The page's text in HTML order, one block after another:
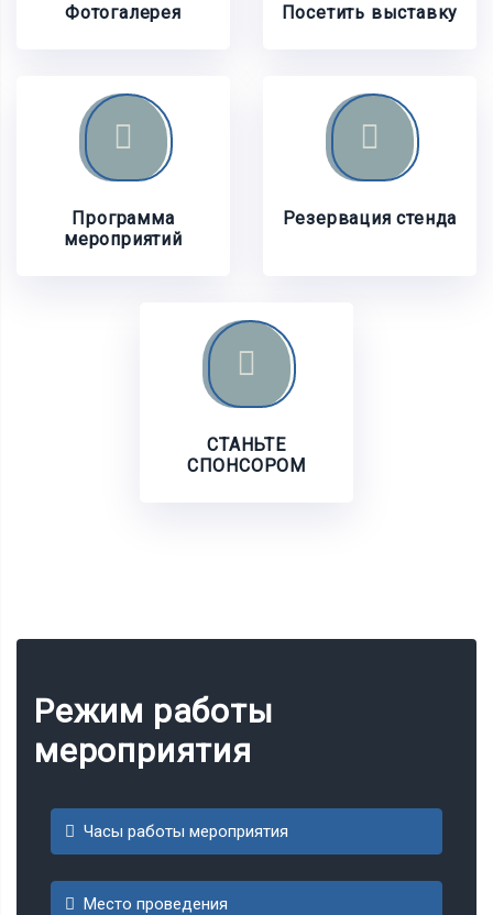
Фотогалерея Посетить выставку
Программа
мероприятий
Резервация стенда
СТАНЬТЕ
СПОНСОРОМ
Режим работы
мероприятия
Часы работы мероприятия
Место проведения